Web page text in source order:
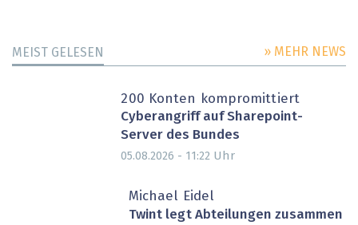
MEIST GELESEN » MEHR NEWS
200 Konten kompromittiert
Cyberangriff auf Sharepoint-
Server des Bundes
05.08.2026 - 11:22 Uhr
Michael Eidel
Twint legt Abteilungen zusammen